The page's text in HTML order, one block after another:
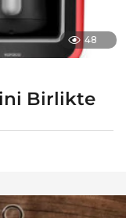
48
Birlikte